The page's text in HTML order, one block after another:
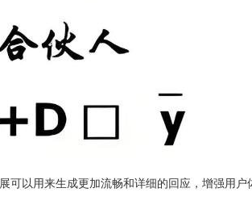
可以用来生成更加流畅和详细的回应，增强用户